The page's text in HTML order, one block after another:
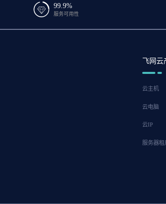
99.9%
服务可用性
飞网
云主机
云电脑
云IP
服务器租